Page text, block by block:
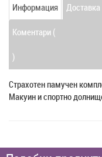
Информация Доставка
Коментари (
)
Страхотен памучен
Макуин и спортно